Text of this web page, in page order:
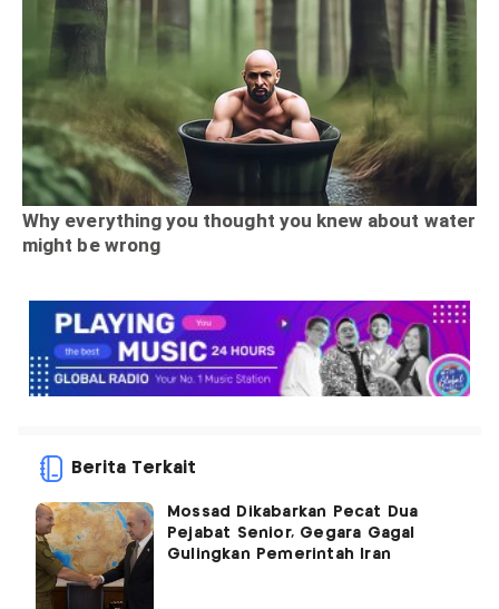
Berita Terkait
Mossad Dikabarkan Pecat Dua
Pejabat Senior, Gegara Gagal
Gulingkan Pemerintah Iran